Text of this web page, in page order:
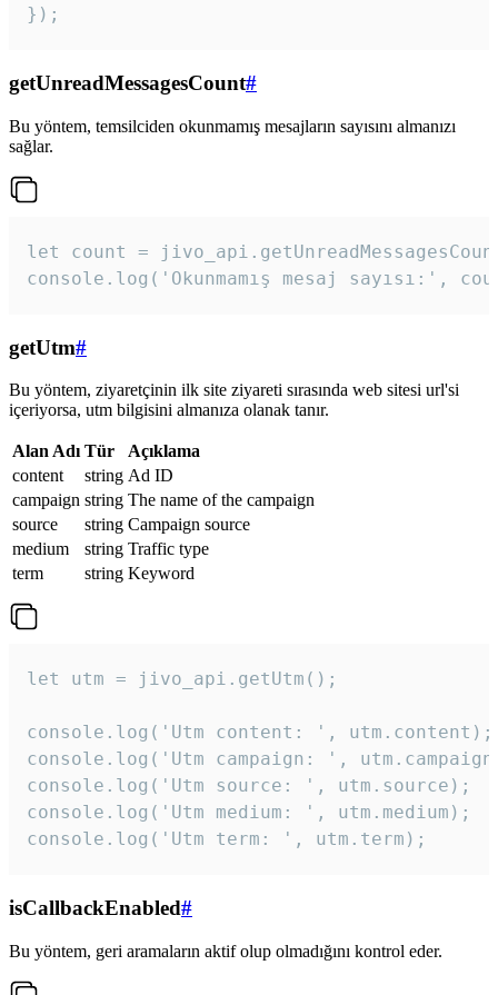
});
getUnreadMessagesCount#
Bu yöntem, temsilciden okunmamış mesajların sayısını almanızı
sağlar.
let count =
console.log('Okunmamış mesaj sayısı:',
getUtm#
Bu yöntem, ziyaretçinin ilk site ziyareti sırasında web sitesi url'si
içeriyorsa, utm bilgisini almanıza olanak tanır.
Alan Adı Tür
Açıklama
content
string Ad ID
campaign string The name of the campaign
source
string Campaign source
medium
string Traffic type
term
string Keyword
let utm = jivo_api.getUtm();
console.log('Utm content: ', utm.content);
console.log('Utm campaign: ',
console.log('Utm source: ', utm.source);
console.log('Utm medium: ', utm.medium);
console.log('Utm term: ', utm.term);
isCallbackEnabled#
Bu yöntem, geri aramaların aktif olup olmadığını kontrol eder.